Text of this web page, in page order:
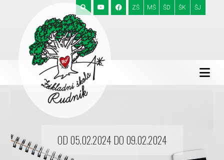
ZŠ MŠ ŠD ŠK ŠJ
OD 05.02.2024 DO 09.02.2024